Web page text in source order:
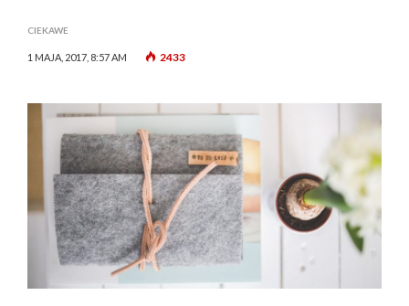
CIEKAWE
1 MAJA, 2017, 8:57 AM 2433